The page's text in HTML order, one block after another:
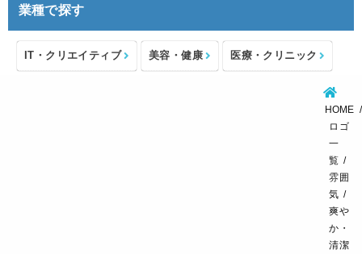
業種で探す
IT・クリエイティブ 美容・健康 医療・クリニック
HOME
ロゴ
一
覧
雰囲
気
爽や
か・
清潔